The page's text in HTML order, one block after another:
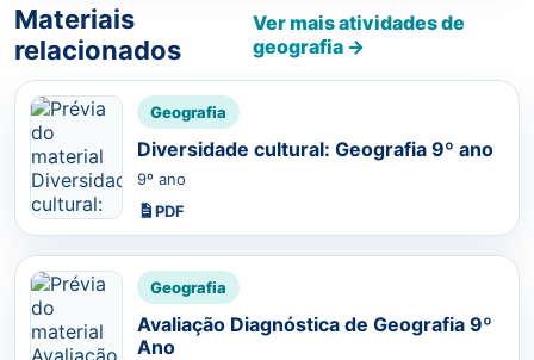
Materiais
relacionados
Ver mais atividades de
geografia →
Geografia
Diversidade cultural: Geografia 9º ano
9º ano
PDF
Geografia
Avaliação Diagnóstica de Geografia 9º
Ano